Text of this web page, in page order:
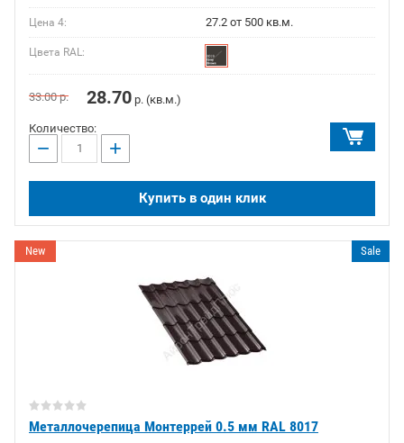
Цена 4: 27.2 от 500 кв.м.
Цвета RAL:
33.00р. 28.70 р. (кв.м.)
Количество:
− +
Купить в один клик
New Sale
Металлочерепица Монтеррей 0.5 мм RAL 8017